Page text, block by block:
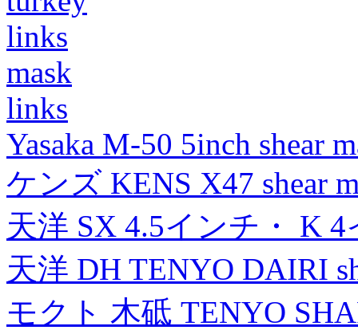
links
mask
links
Yasaka M-50 5inch shear
ケンズ KENS X47 shear
天洋 SX 4.5インチ・ K
天洋 DH TENYO DAIRI
モクト 木砥 TENYO